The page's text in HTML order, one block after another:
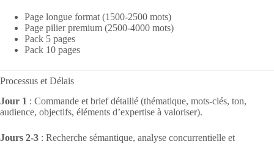
Page longue format (1500-2500 mots)
Page pilier premium (2500-4000 mots)
Pack 5 pages
Pack 10 pages
Processus et Délais
Jour 1 : Commande et brief détaillé (thématique, mots-clés, ton,
audience, objectifs, éléments d’expertise à valoriser).
Jours 2-3 : Recherche sémantique, analyse concurrentielle et